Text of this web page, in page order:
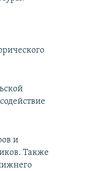
и
Также